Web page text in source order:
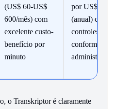
(US$ 60-US$
600/mês) com
excelente custo-
benefício por
minuto
por US$ 39/
(anual) com
controles de
conformidade
administração
o Transkriptor é claramente